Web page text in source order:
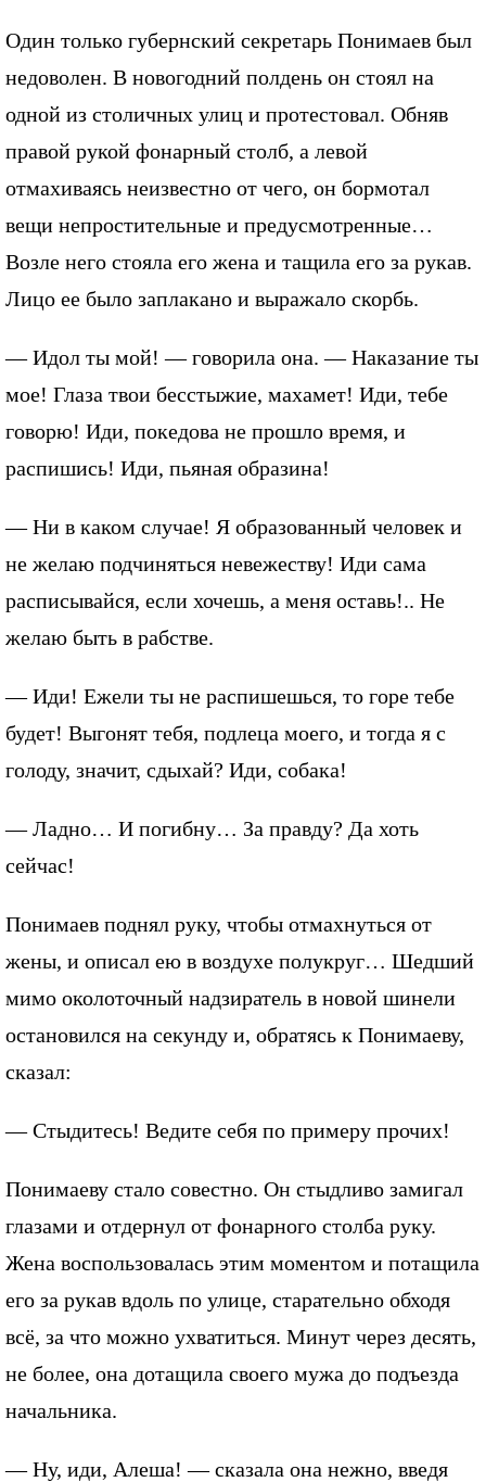
Один только губернский секретарь Понимаев был
недоволен. В новогодний полдень он стоял на
одной из столичных улиц и протестовал. Обняв
правой рукой фонарный столб, а левой
отмахиваясь неизвестно от чего, он бормотал
вещи непростительные и предусмотренные…
Возле него стояла его жена и тащила его за рукав.
Лицо ее было заплакано и выражало скорбь.
— Идол ты мой! — говорила она. — Наказание ты
мое! Глаза твои бесстыжие, махамет! Иди, тебе
говорю! Иди, покедова не прошло время, и
распишись! Иди, пьяная образина!
— Ни в каком случае! Я образованный человек и
не желаю подчиняться невежеству! Иди сама
расписывайся, если хочешь, а меня оставь!.. Не
желаю быть в рабстве.
— Иди! Ежели ты не распишешься, то горе тебе
будет! Выгонят тебя, подлеца моего, и тогда я с
голоду, значит, сдыхай? Иди, собака!
— Ладно… И погибну… За правду? Да хоть
сейчас!
Понимаев поднял руку, чтобы отмахнуться от
жены, и описал ею в воздухе полукруг… Шедший
мимо околоточный надзиратель в новой шинели
остановился на секунду и, обратясь к Понимаеву,
сказал:
— Стыдитесь! Ведите себя по примеру прочих!
Понимаеву стало совестно. Он стыдливо замигал
глазами и отдернул от фонарного столба руку.
Жена воспользовалась этим моментом и потащила
его за рукав вдоль по улице, старательно обходя
всё, за что можно ухватиться. Минут через десять,
не более, она дотащила своего мужа до подъезда
начальника.
— Ну, иди, Алеша! — сказала она нежно, введя